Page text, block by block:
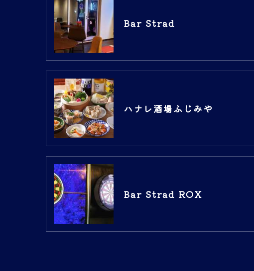
Bar Strad
ハナレ酒場ふじみや
Bar Strad ROX